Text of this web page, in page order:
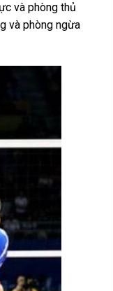
và phòng thủ
và phòng ngừa